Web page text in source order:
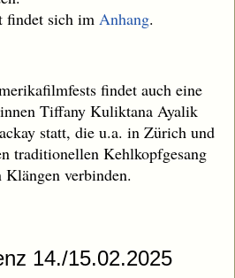
findet sich im Anhang.
findet auch eine
Tiffany Kuliktana Ayalik
statt, die u.a. in Zürich und
traditionellen Kehlkopfgesang
verbinden.
14./15.02.2025